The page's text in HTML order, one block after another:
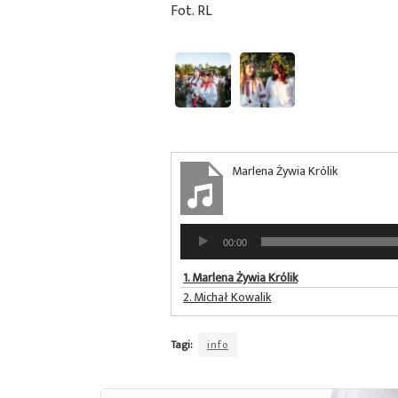
Fot. RL
Marlena Żywia Królik
Odtwarzacz
plików
dźwiękowych
00:00
1.Marlena Żywia Królik
2.Michał Kowalik
Tagi: info